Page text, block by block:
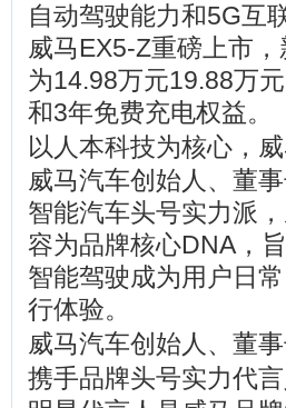
自动驾驶能力和5G互
威马EX5-Z重磅上市
为14.98万元19.88万
和3年免费充电权益。
以人本科技为核心，
威马汽车创始人、董
智能汽车头号实力派
容为品牌核心DNA，
智能驾驶成为用户日
行体验。
威马汽车创始人、董
携手品牌头号实力代